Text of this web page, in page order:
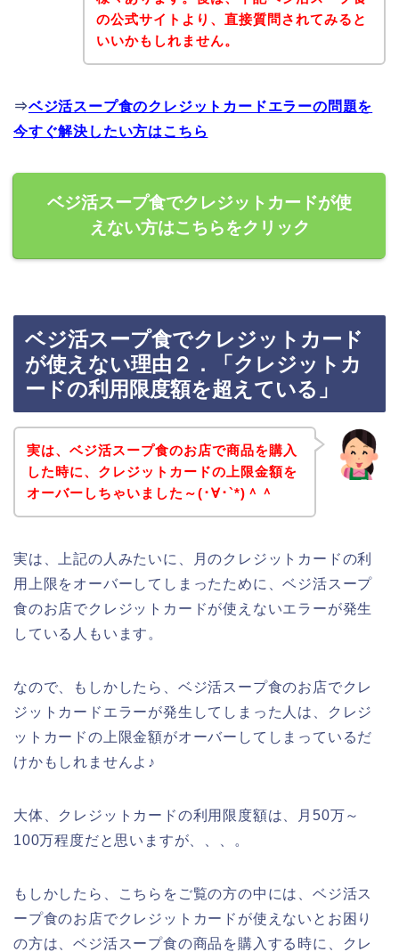
の公式サイトより、直接質問されてみると
いいかもしれません。
⇒ベジ活スープ食のクレジットカードエラーの問題を
今すぐ解決したい方はこちら
ベジ活スープ食でクレジットカードが使
えない方はこちらをクリック
ベジ活スープ食でクレジットカード
が使えない理由２．「クレジットカ
ードの利用限度額を超えている」
実は、ベジ活スープ食のお店で商品を購入
した時に、クレジットカードの上限金額を
オーバーしちゃいました～(･∀･`*)＾＾
実は、上記の人みたいに、月のクレジットカードの利
用上限をオーバーしてしまったために、ベジ活スープ
食のお店でクレジットカードが使えないエラーが発生
している人もいます。
なので、もしかしたら、ベジ活スープ食のお店でクレ
ジットカードエラーが発生してしまった人は、クレジ
ットカードの上限金額がオーバーしてしまっているだ
けかもしれませんよ♪
大体、クレジットカードの利用限度額は、月50万～
100万程度だと思いますが、、、。
もしかしたら、こちらをご覧の方の中には、ベジ活ス
ープ食のお店でクレジットカードが使えないとお困り
の方は、ベジ活スープ食の商品を購入する時に、クレ